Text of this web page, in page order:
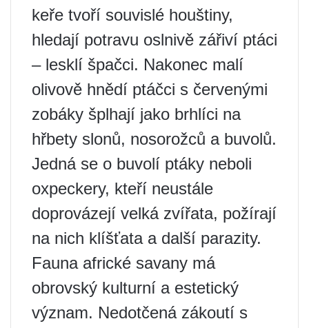
keře tvoří souvislé houštiny,
hledají potravu oslnivě zářiví ptáci
– lesklí špačci. Nakonec malí
olivově hnědí ptáčci s červenými
zobáky šplhají jako brhlíci na
hřbety slonů, nosorožců a buvolů.
Jedná se o buvolí ptáky neboli
oxpeckery, kteří neustále
doprovázejí velká zvířata, požírají
na nich klíšťata a další parazity.
Fauna africké savany má
obrovský kulturní a estetický
význam. Nedotčená zákoutí s